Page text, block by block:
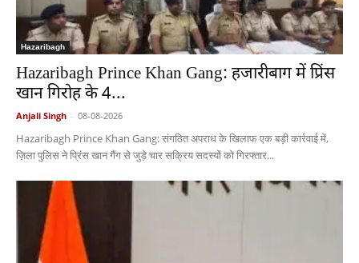
Hazaribagh
Hazaribagh Prince Khan Gang: हजारीबाग में प्रिंस
खान गिरोह के 4...
Anjali Singh - 08-08-2026
Hazaribagh Prince Khan Gang: संगठित अपराध के खिलाफ एक बड़ी कार्रवाई में,
ज़िला पुलिस ने प्रिंस खान गैंग से जुड़े चार सक्रिय सदस्यों को गिरफ्तार...